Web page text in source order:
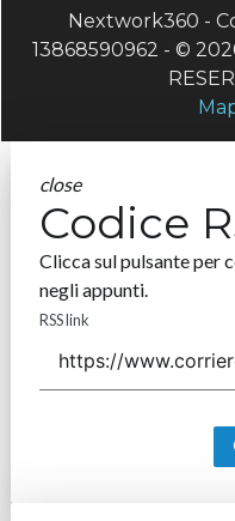
Nextwork360 -
13868590962 - ©
close
Codice
Clicca sul pulsante per
negli appunti.
RSS link